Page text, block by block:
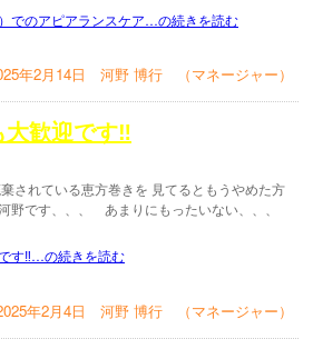
でのアピアランスケア…の続きを読む
年2月14日 河野 博行 （マネージャー）
歓迎です‼️
れている恵方巻きを 見てるともうやめた方
野です、、、 あまりにもったいない、、、
す‼️…の続きを読む
年2月4日 河野 博行 （マネージャー）